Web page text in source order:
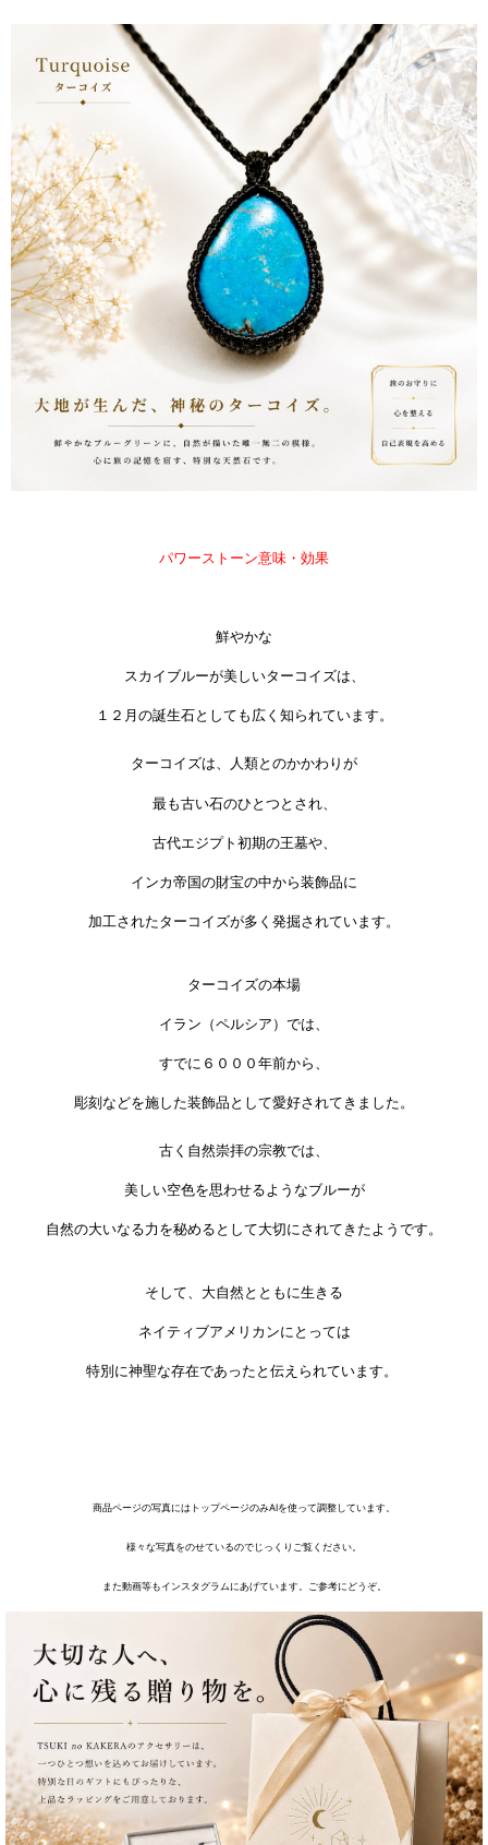
パワーストーン意味・効果
鮮やかな
スカイブルーが美しいターコイズは、
１２月の誕生石としても広く知られています。
ターコイズは、人類とのかかわりが
最も古い石のひとつとされ、
古代エジプト初期の王墓や、
インカ帝国の財宝の中から装飾品に
加工されたターコイズが多く発掘されています。
ターコイズの本場
イラン（ペルシア）では、
すでに６０００年前から、
彫刻などを施した装飾品として愛好されてきました。
古く自然崇拝の宗教では、
美しい空色を思わせるようなブルーが
自然の大いなる力を秘めるとして大切にされてきたようです。
そして、大自然とともに生きる
ネイティブアメリカンにとっては
特別に神聖な存在であったと伝えられています。
商品ページの写真にはトップページのみAIを使って調整しています。
様々な写真をのせているのでじっくりご覧ください。
また動画等もインスタグラムにあげています。ご参考にどうぞ。